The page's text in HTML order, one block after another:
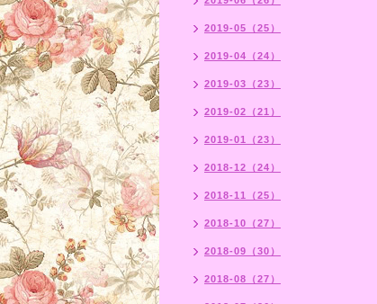
2019-05（25）
2019-04（24）
2019-03（23）
2019-02（21）
2019-01（23）
2018-12（24）
2018-11（25）
2018-10（27）
2018-09（30）
2018-08（27）